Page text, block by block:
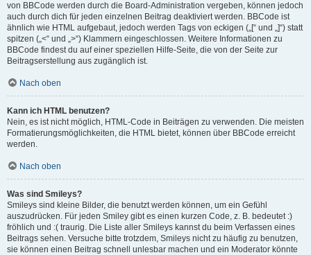
von BBCode werden durch die Board-Administration vergeben, können jedoch
auch durch dich für jeden einzelnen Beitrag deaktiviert werden. BBCode ist
ähnlich wie HTML aufgebaut, jedoch werden Tags von eckigen („[“ und „]“) statt
spitzen („<“ und „>“) Klammern eingeschlossen. Weitere Informationen zu
BBCode findest du auf einer speziellen Hilfe-Seite, die von der Seite zur
Beitragserstellung aus zugänglich ist.
Nach oben
Kann ich HTML benutzen?
Nein, es ist nicht möglich, HTML-Code in Beiträgen zu verwenden. Die meisten
Formatierungsmöglichkeiten, die HTML bietet, können über BBCode erreicht
werden.
Nach oben
Was sind Smileys?
Smileys sind kleine Bilder, die benutzt werden können, um ein Gefühl
auszudrücken. Für jeden Smiley gibt es einen kurzen Code, z. B. bedeutet :)
fröhlich und :( traurig. Die Liste aller Smileys kannst du beim Verfassen eines
Beitrags sehen. Versuche bitte trotzdem, Smileys nicht zu häufig zu benutzen,
sie können einen Beitrag schnell unlesbar machen und ein Moderator könnte